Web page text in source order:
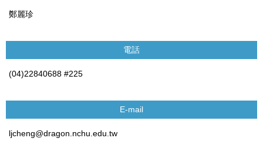
鄭麗珍
電話
(04)22840688 #225
E-mail
ljcheng@dragon.nchu.edu.tw